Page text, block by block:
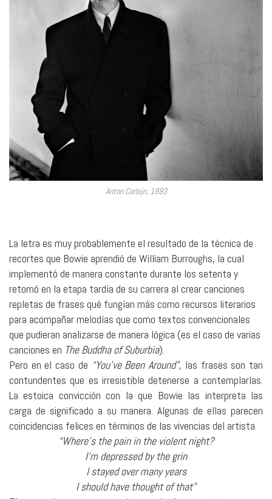
Anton Corbijn, 1993
La letra es muy probablemente el resultado de la técnica de
recortes que Bowie aprendió de William Burroughs, la cual
implementó de manera constante durante los setenta y
retomó en la etapa tardía de su carrera al crear canciones
repletas de frases qué fungían más como recursos literarios
para acompañar melodías que como textos convencionales
que pudieran analizarse de manera lógica (es el caso de varias
canciones en The Buddha of Suburbia).
Pero en el caso de “You’ve Been Around”, las frases son tan
contundentes que es irresistible detenerse a contemplarlas.
La estoica convicción con la que Bowie las interpreta las
carga de significado a su manera. Algunas de ellas parecen
coincidencias felices en términos de las vivencias del artista.
“Where’s the pain in the violent night?
I’m depressed by the grin
I stayed over many years
I should have thought of that”